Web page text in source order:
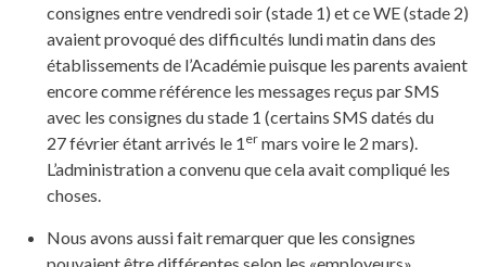
consignes entre vendredi soir (stade 1) et ce WE (stade 2)
avaient provoqué des difficultés lundi matin dans des
établissements de l’Académie puisque les parents avaient
encore comme référence les messages reçus par SMS
avec les consignes du stade 1 (certains SMS datés du
27 février étant arrivés le 1 ermars voire le 2 mars).
L’administration a convenu que cela avait compliqué les
choses.
Nous avons aussi fait remarquer que les consignes